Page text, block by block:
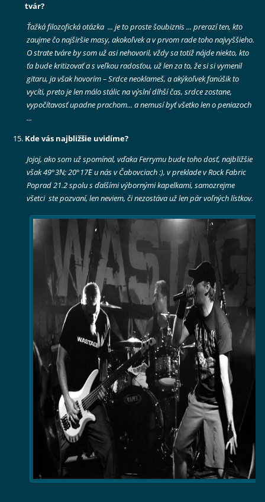
tvár?
Ťažká filozofická otázka ... je to proste šoubiznis ... prerazí ten, kto
zaujme čo najširšie masy, akokoľvek a v prvom rade toho najvyššieho.
O strate tváre by som už asi nehovoril, vždy sa totiž nájde niekto, kto
ťa bude kritizovať a s veľkou radosťou, už len za to, že si si vymenil
gitaru, ja však hovorím – Srdce neoklameš, a akýkoľvek fanúšik to
vycíti, preto je len málo stálic na výslní dlhší čas, srdce zostane,
vypočítavosť upadne prachom... a nemusí byť všetko len o peniazoch
...
Kde vás najbližšie uvidíme?
Jojoj, ako som už spomínal, vďaka Ferrymu bude toho dosť, najbližšie
však 49°3´N; 20°17´E u nás v Čabovciach:), v preklade v Rock Fabric
Poprad 21.2 spolu s ďalšími výbornými kapelkami, samozrejme
všetci ste pozvaní, len neviem, či nezostáva už len pár voľných lístkov.